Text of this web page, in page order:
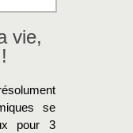
vie,
se
pour 3